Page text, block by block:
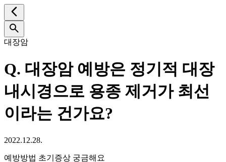
대장암
Q. 대장암 예방은 정기적 대장
내시경으로 용종 제거가 최선
이라는 건가요?
2022.12.28.
예방방법 초기증상 궁금해요